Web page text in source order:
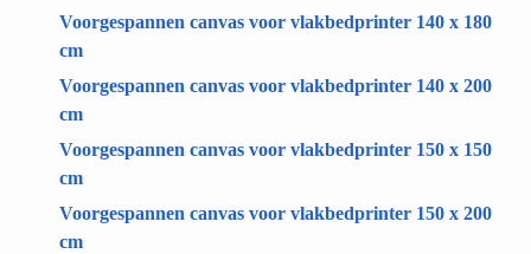
Voorgespannen canvas voor vlakbedprinter 140 x 180
cm
Voorgespannen canvas voor vlakbedprinter 140 x 200
cm
Voorgespannen canvas voor vlakbedprinter 150 x 150
cm
Voorgespannen canvas voor vlakbedprinter 150 x 200
cm